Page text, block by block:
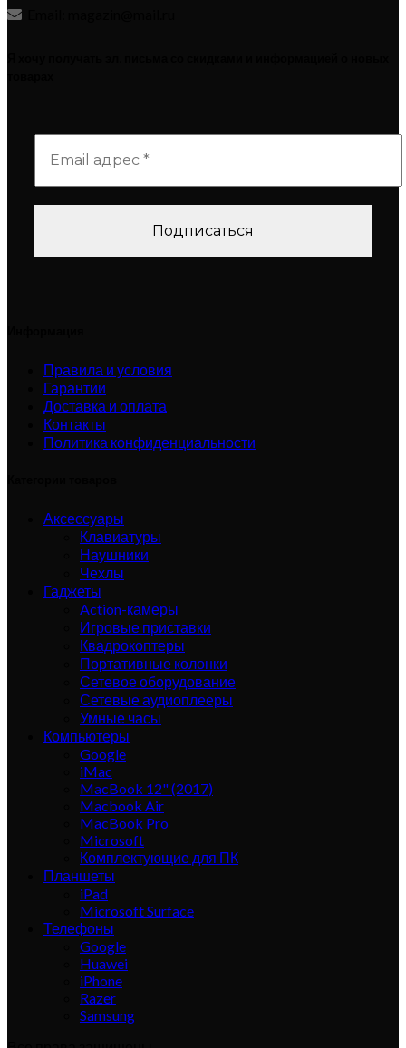
Правила и условия
Гарантии
Доставка и оплата
Контакты
Политика конфиденциальности
Аксессуары
Клавиатуры
Наушники
Чехлы
Гаджеты
Action-камеры
Игровые приставки
Квадрокоптеры
Портативные колонки
Сетевое оборудование
Сетевые аудиоплееры
Умные часы
Компьютеры
Google
iMac
MacBook 12" (2017)
Macbook Air
MacBook Pro
Microsoft
Комплектующие для ПК
Планшеты
iPad
Microsoft Surface
Телефоны
Google
Huawei
iPhone
Razer
Samsung